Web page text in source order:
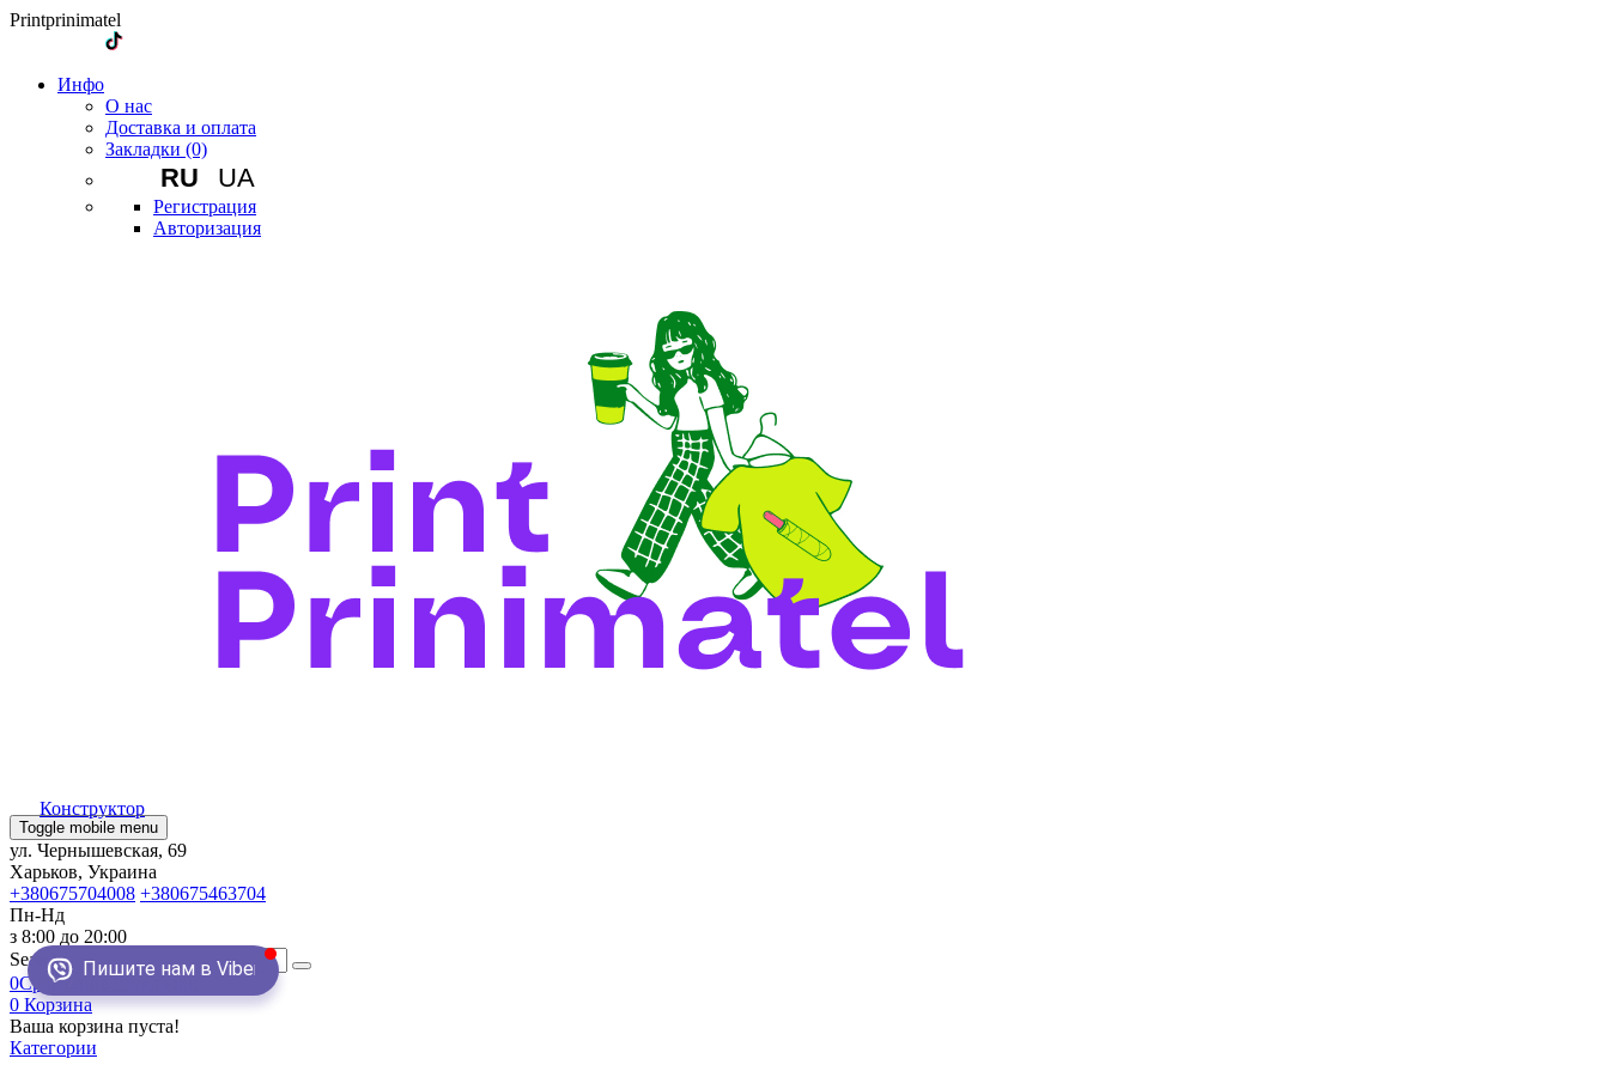
Printprinimatel
Инфо
О нас
Доставка и оплата
Закладки (0)
RU UA
Регистрация
Авторизация
Toggle mobile menu
Конструктор
ул. Чернышевская, 69
Харьков, Украина
+380675704008 +380675463704
Пишите нам в Viber
Пн-Нд
з 8:00 до 20:00
Search
0Сравнение
0 Корзина
Ваша корзина пуста!
Категории